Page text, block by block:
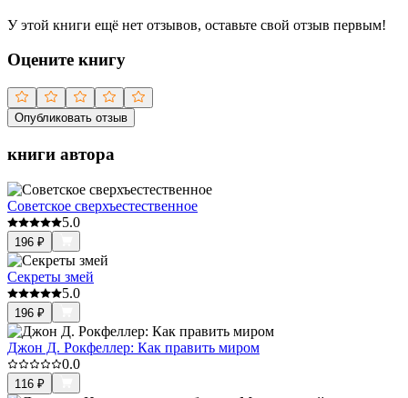
У этой книги ещё нет отзывов, оставьте свой отзыв первым!
Оцените книгу
Опубликовать отзыв
книги автора
Советское сверхъестественное
5.0
196 ₽
Секреты змей
5.0
196 ₽
Джон Д. Рокфеллер: Как править миром
0.0
116 ₽